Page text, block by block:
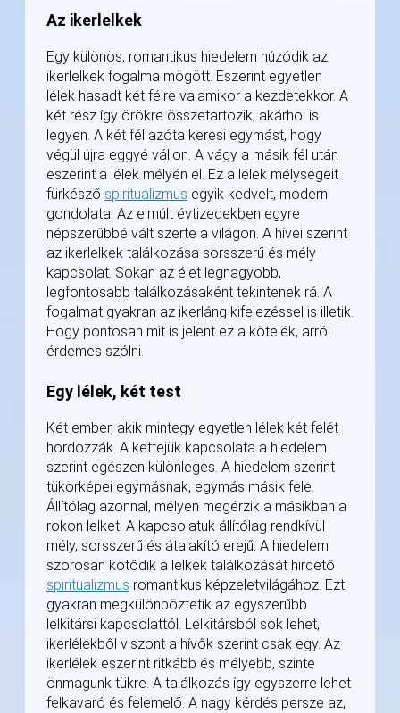
Az ikerlelkek
Egy különös, romantikus hiedelem húzódik az
ikerlelkek fogalma mögött. Eszerint egyetlen
lélek hasadt két félre valamikor a kezdetekkor. A
két rész így örökre összetartozik, akárhol is
legyen. A két fél azóta keresi egymást, hogy
végül újra eggyé váljon. A vágy a másik fél után
eszerint a lélek mélyén él. Ez a lélek mélységeit
fürkésző spiritualizmus egyik kedvelt, modern
gondolata. Az elmúlt évtizedekben egyre
népszerűbbé vált szerte a világon. A hívei szerint
az ikerlelkek találkozása sorsszerű és mély
kapcsolat. Sokan az élet legnagyobb,
legfontosabb találkozásaként tekintenek rá. A
fogalmat gyakran az ikerláng kifejezéssel is illetik.
Hogy pontosan mit is jelent ez a kötelék, arról
érdemes szólni.
Egy lélek, két test
Két ember, akik mintegy egyetlen lélek két felét
hordozzák. A kettejük kapcsolata a hiedelem
szerint egészen különleges. A hiedelem szerint
tükörképei egymásnak, egymás másik fele.
Állítólag azonnal, mélyen megérzik a másikban a
rokon lelket. A kapcsolatuk állítólag rendkívül
mély, sorsszerű és átalakító erejű. A hiedelem
szorosan kötődik a lelkek találkozását hirdető
spiritualizmus romantikus képzeletvilágához. Ezt
gyakran megkülönböztetik az egyszerűbb
lelkitársi kapcsolattól. Lelkitársból sok lehet,
ikerlélekből viszont a hívők szerint csak egy. Az
ikerlélek eszerint ritkább és mélyebb, szinte
önmagunk tükre. A találkozás így egyszerre lehet
felkavaró és felemelő. A nagy kérdés persze az,